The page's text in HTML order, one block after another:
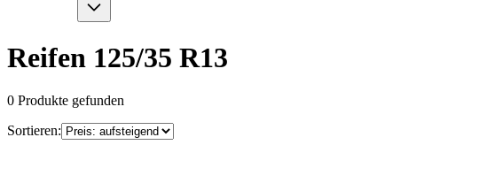
Reifen 125/35 R13
0 Produkte gefunden
Sortieren: